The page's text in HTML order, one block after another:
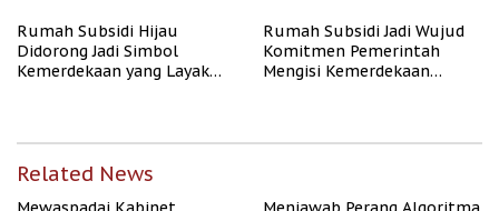
Rumah Subsidi Hijau
Didorong Jadi Simbol
Kemerdekaan yang Layak
Rumah Subsidi Jadi Wujud
Komitmen Pemerintah
Mengisi Kemerdekaan
Related News